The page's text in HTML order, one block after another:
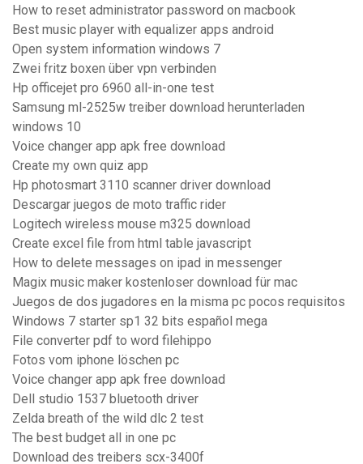
How to reset administrator password on macbook
Best music player with equalizer apps android
Open system information windows 7
Zwei fritz boxen über vpn verbinden
Hp officejet pro 6960 all-in-one test
Samsung ml-2525w treiber download herunterladen
windows 10
Voice changer app apk free download
Create my own quiz app
Hp photosmart 3110 scanner driver download
Descargar juegos de moto traffic rider
Logitech wireless mouse m325 download
Create excel file from html table javascript
How to delete messages on ipad in messenger
Magix music maker kostenloser download für mac
Juegos de dos jugadores en la misma pc pocos requisitos
Windows 7 starter sp1 32 bits español mega
File converter pdf to word filehippo
Fotos vom iphone löschen pc
Voice changer app apk free download
Dell studio 1537 bluetooth driver
Zelda breath of the wild dlc 2 test
The best budget all in one pc
Download des treibers scx-3400f